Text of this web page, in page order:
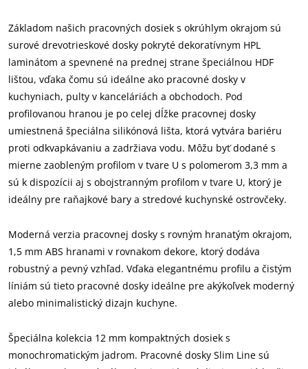
Základom našich pracovných dosiek s okrúhlym okrajom sú
surové drevotrieskové dosky pokryté dekoratívnym HPL
laminátom a spevnené na prednej strane špeciálnou HDF
lištou, vďaka čomu sú ideálne ako pracovné dosky v
kuchyniach, pulty v kanceláriách a obchodoch. Pod
profilovanou hranou je po celej dĺžke pracovnej dosky
umiestnená špeciálna silikónová lišta, ktorá vytvára bariéru
proti odkvapkávaniu a zadržiava vodu. Môžu byť dodané s
mierne zaobleným profilom v tvare U s polomerom 3,3 mm a
sú k dispozícii aj s obojstranným profilom v tvare U, ktorý je
ideálny pre raňajkové bary a stredové kuchynské ostrovčeky.
Moderná verzia pracovnej dosky s rovným hranatým okrajom,
1,5 mm ABS hranami v rovnakom dekore, ktorý dodáva
robustný a pevný vzhľad. Vďaka elegantnému profilu a čistým
líniám sú tieto pracovné dosky ideálne pre akýkoľvek moderný
alebo minimalistický dizajn kuchyne.
Špeciálna kolekcia 12 mm kompaktných dosiek s
monochromatickým jadrom. Pracovné dosky Slim Line sú